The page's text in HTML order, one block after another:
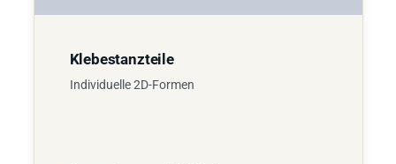
Klebestanzteile
Individuelle 2D-Formen